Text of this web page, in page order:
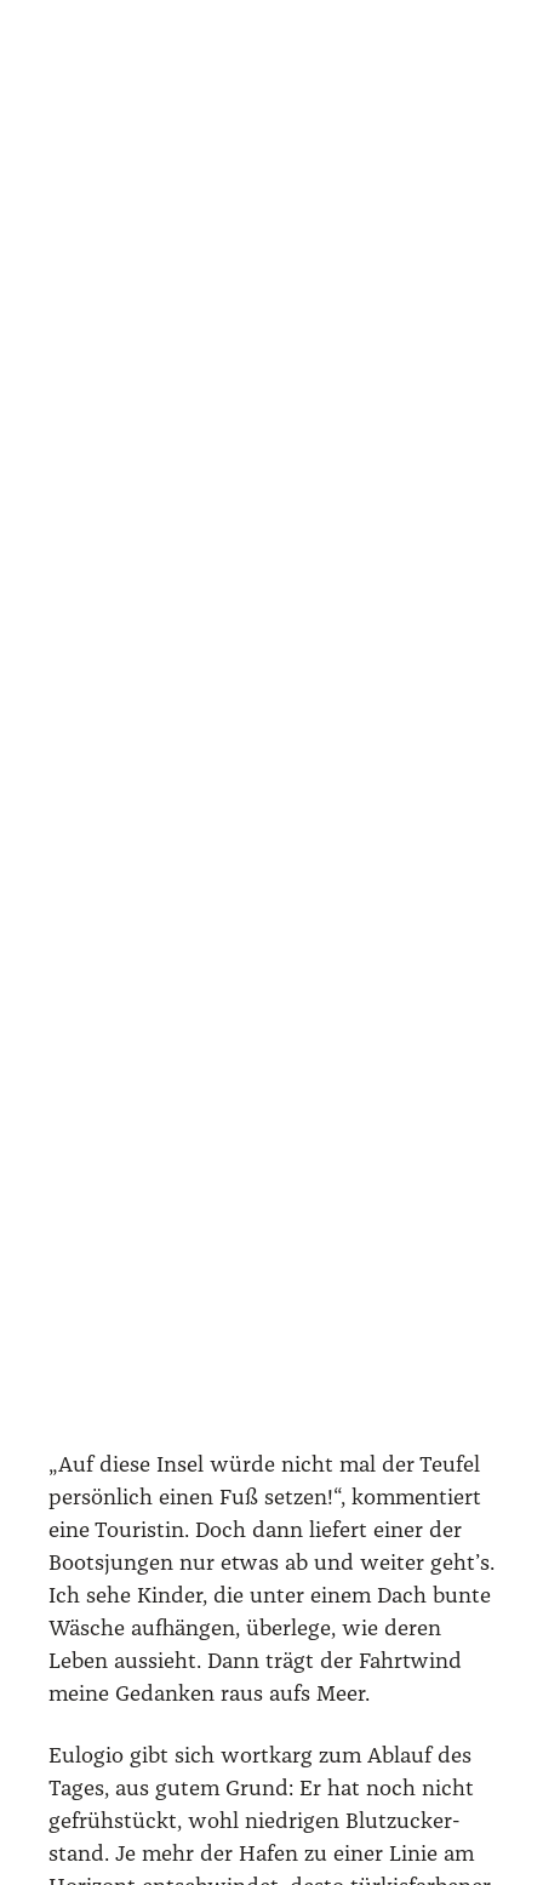
Isla Per­ro Chi­co ist unser ers­ter Stopp, die
Klei­ne-Hund-Insel. Klei­ne Hun­de gibt es kei­
ne, dafür umso mehr Pal­men, an denen Ein­